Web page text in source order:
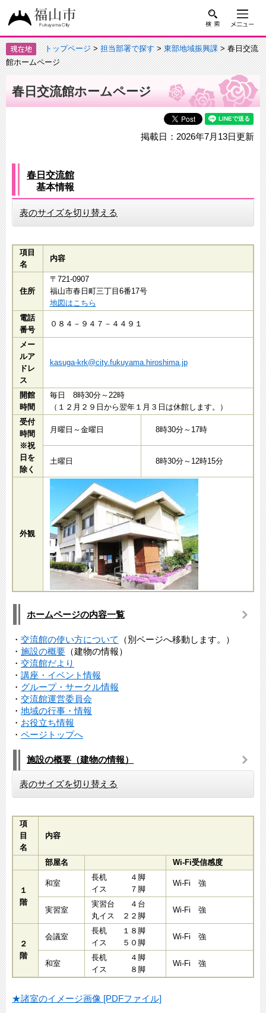
トップページ>担当部署で探す>東部地域振興課> 春日交流
館ホームページ
春日交流館ホームページ
掲載日：2026年7月13日更新
春日交流館
基本情報
表のサイズを切り替える
項目
名
内容
住所
〒721-0907
福山市春日町三丁目6番17号
地図はこちら
電話
番号
０８４－９４７－４４９１
メー
ルア
ドレ
ス
kasuga-krk@city.fukuyama.hiroshima.jp
開館
時間
毎日 8時30分～22時
（１２月２９日から翌年１月３日は休館します。）
受付
時間
※祝
日を
除く
月曜日～金曜日 8時30分～17時
土曜日 8時30分～12時15分
外観
ホームページの内容一覧
・ 交流館の使い方について
（別ページへ移動します。）
・ 施設の概要 （建物の情報）
・ 交流館だより
・ 講座・イベント情報
・ グループ・サークル情報
・ 交流館運営委員会
・ 地域の行事・情報
・ お役立ち情報
・ ページトップへ
施設の概要（建物の情報）
表のサイズを切り替える
項
目
名
内容
部屋名 Wi-Fi受信感度
１
階
和室
長机 ４脚
イス ７脚
Wi-Fi 強
実習室
実習台 ４台
丸イス ２２脚
Wi-Fi 強
２
階
会議室
長机 １８脚
イス ５０脚
Wi-Fi 強
和室
長机 ４脚
イス ８脚
Wi-Fi 強
★諸室のイメージ画像 [PDFファイル]